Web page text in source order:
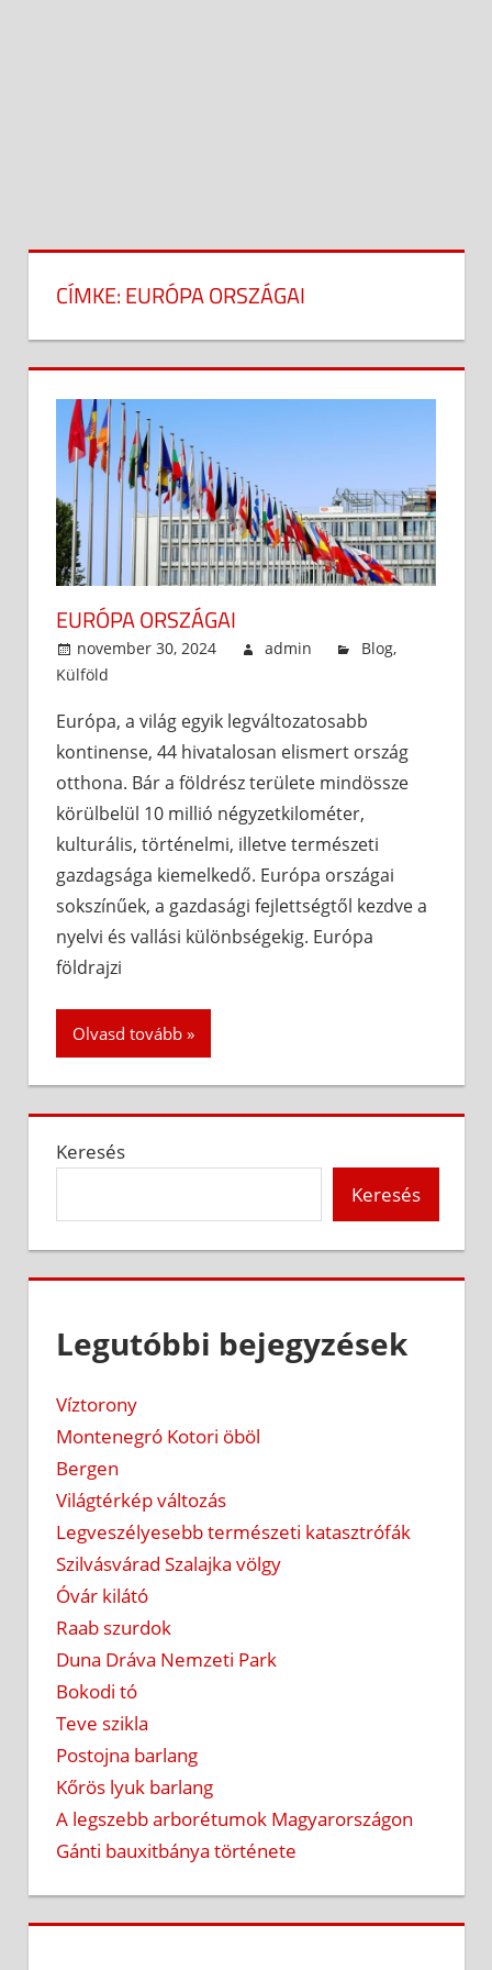
CÍMKE:EURÓPA ORSZÁGAI
EURÓPA ORSZÁGAI
november 30, 2024 admin Blog,
Külföld
Európa, a világ egyik legváltozatosabb
kontinense, 44 hivatalosan elismert ország
otthona. Bár a földrész területe mindössze
körülbelül 10 millió négyzetkilométer,
kulturális, történelmi, illetve természeti
gazdagsága kiemelkedő. Európa országai
sokszínűek, a gazdasági fejlettségtől kezdve a
nyelvi és vallási különbségekig. Európa
földrajzi
Olvasd tovább
Keresés
Keresés
Legutóbbi bejegyzések
Víztorony
Montenegró Kotori öböl
Bergen
Világtérkép változás
Legveszélyesebb természeti katasztrófák
Szilvásvárad Szalajka völgy
Óvár kilátó
Raab szurdok
Duna Dráva Nemzeti Park
Bokodi tó
Teve szikla
Postojna barlang
Kőrös lyuk barlang
A legszebb arborétumok Magyarországon
Gánti bauxitbánya története